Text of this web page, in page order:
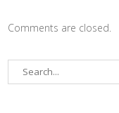
Comments are closed.